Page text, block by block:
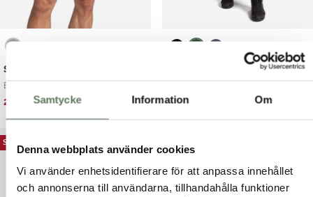
Samtycke Information Om
Denna webbplats använder cookies
Vi använder enhetsidentifierare för att anpassa innehållet
och annonserna till användarna, tillhandahålla funktioner
Swim Shorts
Enkla och snygga b...
349.00
Det
var:
250.00kr
Det
är:
Fodrad fritidsbyxa med
Zack Pants – tunt ...
var:
999.00 kr.
är:
599.00 kr.
SOMMARREA